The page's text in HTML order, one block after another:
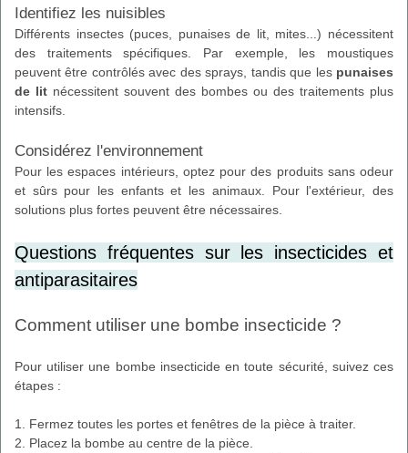
Identifiez les nuisibles
Différents insectes (puces, punaises de lit, mites...) nécessitent
des traitements spécifiques. Par exemple, les moustiques
peuvent être contrôlés avec des sprays, tandis que les punaises
de lit nécessitent souvent des bombes ou des traitements plus
intensifs.
Considérez l'environnement
Pour les espaces intérieurs, optez pour des produits sans odeur
et sûrs pour les enfants et les animaux. Pour l'extérieur, des
solutions plus fortes peuvent être nécessaires.
Questions fréquentes sur les insecticides et
antiparasitaires
Comment utiliser une bombe insecticide ?
Pour utiliser une bombe insecticide en toute sécurité, suivez ces
étapes :
1. Fermez toutes les portes et fenêtres de la pièce à traiter.
2. Placez la bombe au centre de la pièce.